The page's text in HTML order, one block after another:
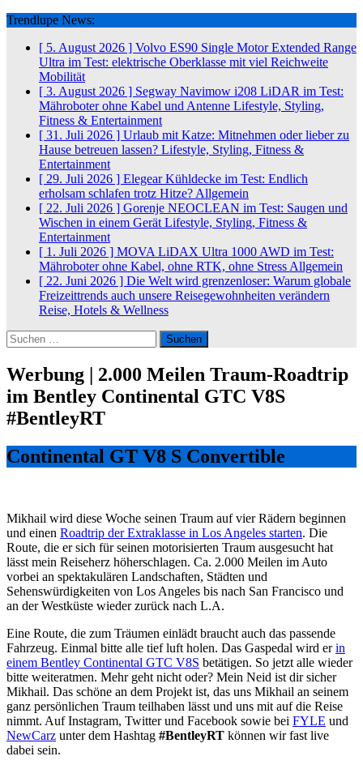
Trendlupe News:
[ 5. August 2026 ] Volvo ES90 Single Motor Extended Range
Ultra im Test: elektrische Oberklasse mit viel Reichweite
Mobilität
[ 3. August 2026 ] Segway Navimow i208 LiDAR im Test:
Mähroboter ohne Kabel und Antenne Lifestyle, Styling,
Fitness & Entertainment
[ 31. Juli 2026 ] Urlaub mit Katze: Mitnehmen oder lieber zu
Hause betreuen lassen? Lifestyle, Styling, Fitness &
Entertainment
[ 29. Juli 2026 ] Elegear Kühldecke im Test: Endlich
erholsam schlafen trotz Hitze? Allgemein
[ 22. Juli 2026 ] Gorenje NEOCLEAN im Test: Saugen und
Wischen in einem Gerät Lifestyle, Styling, Fitness &
Entertainment
[ 1. Juli 2026 ] MOVA LiDAX Ultra 1000 AWD im Test:
Mähroboter ohne Kabel, ohne RTK, ohne Stress Allgemein
[ 22. Juni 2026 ] Die Welt wird grenzenloser: Warum globale
Freizeittrends auch unsere Reisegewohnheiten verändern
Reise, Hotels & Wellness
Suchen
nach:
Werbung | 2.000 Meilen Traum-Roadtrip
im Bentley Continental GTC V8S
#BentleyRT
Continental GT V8 S Convertible
Mikhail wird diese Woche seinen Traum auf vier Rädern beginnen
und einen Roadtrip der Extraklasse in Los Angeles starten. Die
Route, die er sich für seinen motorisierten Traum ausgesucht hat
lässt mein Reiseherz höherschlagen. Ca. 2.000 Meilen im Auto
vorbei an spektakulären Landschaften, Städten und
Sehenswürdigkeiten von Los Angeles bis nach San Francisco und
an der Westküste wieder zurück nach L.A.
Eine Route, die zum Träumen einlädt braucht auch das passende
Fahrzeug. Einmal bitte alle tief luft holen. Das Gaspedal wird erin
einem Bentley Continental GTC V8S betätigen. So jetzt alle wieder
bitte weiteratmen. Mehr geht nicht oder? Mein Neid ist dir sicher
Mikhail. Das schöne an dem Projekt ist, das uns Mikhail an seinem
ganz persönlichen Traum teilhaben lässt und uns mit auf die Reise
nimmt. Auf Instagram, Twitter und Facebook sowie bei FYLE und
NewCarz unter dem Hashtag #BentleyRT können wir fast live
dabei sein.